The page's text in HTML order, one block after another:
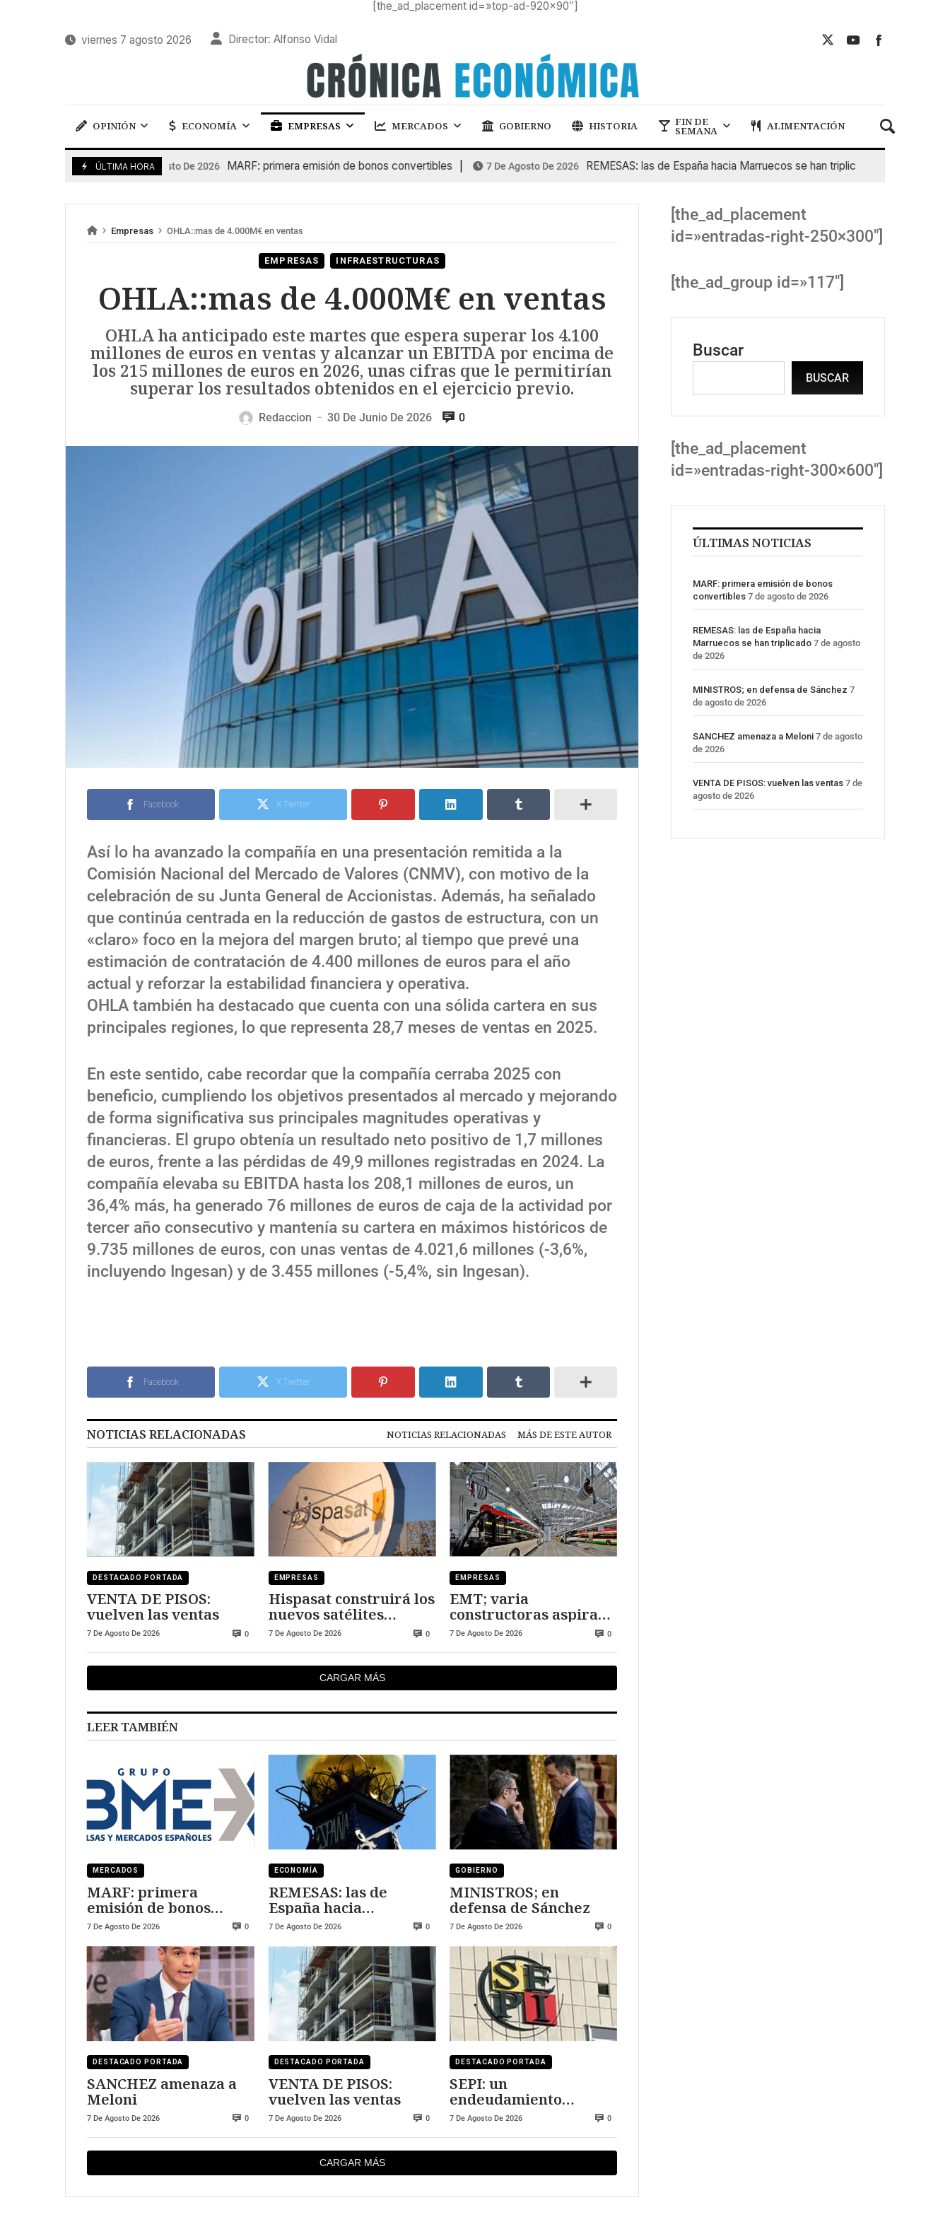
[the_ad_placement id=»top-ad-920×90″]
viernes 7 agosto 2026 Director: Alfonso Vidal
OPINIÓN ECONOMÍA EMPRESAS MERCADOS GOBIERNO HISTORIA FIN DE
SEMANA ALIMENTACIÓN
ÚLTIMA HORA
7 De Agosto De 2026 MARF: primera emisión de bonos convertibles 7 De Agosto De 2026 REMESAS: las de España hacia Marruecos se han triplicado
Empresas OHLA::mas de 4.000M€ en ventas
EMPRESAS INFRAESTRUCTURAS
OHLA::mas de 4.000M€ en ventas
OHLA ha anticipado este martes que espera superar los 4.100
millones de euros en ventas y alcanzar un EBITDA por encima de
los 215 millones de euros en 2026, unas cifras que le permitirían
superar los resultados obtenidos en el ejercicio previo.
Redaccion — 30 De Junio De 2026 0
Facebook X Twitter
Así lo ha avanzado la compañía en una presentación remitida a la
Comisión Nacional del Mercado de Valores (CNMV), con motivo de la
celebración de su Junta General de Accionistas. Además, ha señalado
que continúa centrada en la reducción de gastos de estructura, con un
«claro» foco en la mejora del margen bruto; al tiempo que prevé una
estimación de contratación de 4.400 millones de euros para el año
actual y reforzar la estabilidad financiera y operativa.
OHLA también ha destacado que cuenta con una sólida cartera en sus
principales regiones, lo que representa 28,7 meses de ventas en 2025.
En este sentido, cabe recordar que la compañía cerraba 2025 con
beneficio, cumpliendo los objetivos presentados al mercado y mejorando
de forma significativa sus principales magnitudes operativas y
financieras. El grupo obtenía un resultado neto positivo de 1,7 millones
de euros, frente a las pérdidas de 49,9 millones registradas en 2024. La
compañía elevaba su EBITDA hasta los 208,1 millones de euros, un
36,4% más, ha generado 76 millones de euros de caja de la actividad por
tercer año consecutivo y mantenía su cartera en máximos históricos de
9.735 millones de euros, con unas ventas de 4.021,6 millones (-3,6%,
incluyendo Ingesan) y de 3.455 millones (-5,4%, sin Ingesan).
Facebook X Twitter
NOTICIAS RELACIONADAS NOTICIAS RELACIONADAS MÁS DE ESTE AUTOR
DESTACADO PORTADA
VENTA DE PISOS:
vuelven las ventas
7 De Agosto De 2026 0
EMPRESAS
Hispasat construirá los
nuevos satélites
europeos
7 De Agosto De 2026 0
EMPRESAS
EMT; varia
constructoras aspiran
al nuevo centro de
7 De Agosto De 2026 0
CARGAR MÁS
LEER TAMBIÉN
MERCADOS
MARF: primera
emisión de bonos
convertibles
7 De Agosto De 2026 0
ECONOMÍA
REMESAS: las de
España hacia
Marruecos se han
7 De Agosto De 2026 0
GOBIERNO
MINISTROS; en
defensa de Sánchez
7 De Agosto De 2026 0
DESTACADO PORTADA
SANCHEZ amenaza a
Meloni
7 De Agosto De 2026 0
DESTACADO PORTADA
VENTA DE PISOS:
vuelven las ventas
7 De Agosto De 2026 0
DESTACADO PORTADA
SEPI: un
endeudamiento
insostenible
7 De Agosto De 2026 0
CARGAR MÁS
[the_ad_placement
id=»entradas-right-250×300″]
[the_ad_group id=»117″]
Buscar
BUSCAR
[the_ad_placement
id=»entradas-right-300×600″]
ÚLTIMAS NOTICIAS
MARF: primera emisión de bonos
convertibles 7 de agosto de 2026
REMESAS: las de España hacia
Marruecos se han triplicado 7 de agosto
de 2026
MINISTROS; en defensa de Sánchez 7
de agosto de 2026
SANCHEZ amenaza a Meloni 7 de agosto
de 2026
VENTA DE PISOS: vuelven las ventas 7 de
agosto de 2026